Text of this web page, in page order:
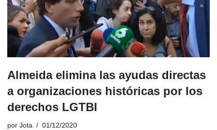
Almeida elimina las ayudas directas
a organizaciones históricas por los
derechos LGTBI
por Jota 01/12/2020